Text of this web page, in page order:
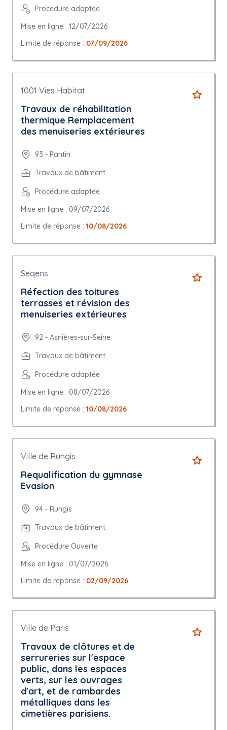
Procédure adaptée
Mise en ligne : 12/07/2026
Limite de réponse : 07/09/2026
1001 Vies Habitat
Travaux de réhabilitation
thermique Remplacement
des menuiseries extérieures
93 - Pantin
Travaux de bâtiment
Procédure adaptée
Mise en ligne : 09/07/2026
Limite de réponse : 10/08/2026
Seqens
Réfection des toitures
terrasses et révision des
menuiseries extérieures
92 - Asnières-sur-Seine
Travaux de bâtiment
Procédure adaptée
Mise en ligne : 08/07/2026
Limite de réponse : 10/08/2026
Ville de Rungis
Requalification du gymnase
Evasion
94 - Rungis
Travaux de bâtiment
Procédure Ouverte
Mise en ligne : 01/07/2026
Limite de réponse : 02/09/2026
Ville de Paris
Travaux de clôtures et de
serrureries sur l'espace
public, dans les espaces
verts, sur les ouvrages
d'art, et de rambardes
métalliques dans les
cimetières parisiens.